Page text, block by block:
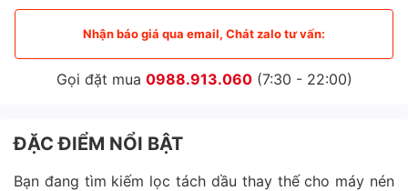
Nhận báo giá qua email, Chát zalo tư vấn:
Gọi đặt mua 0988.913.060(7:30 - 22:00)
ĐẶC ĐIỂM NỔI BẬT
Bạn đang tìm kiếm lọc tách dầu thay thế cho máy nén